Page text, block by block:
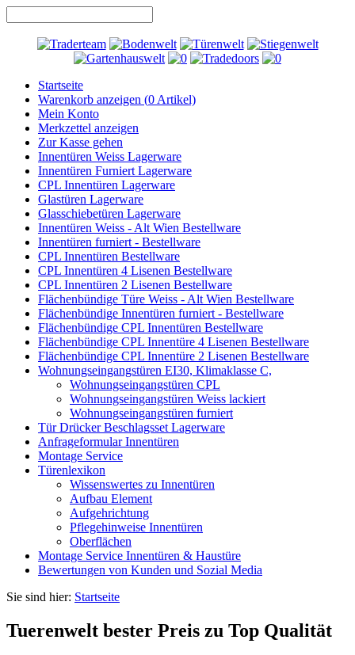
Startseite
Warenkorb anzeigen (0 Artikel)
Mein Konto
Merkzettel anzeigen
Zur Kasse gehen
Innentüren Weiss Lagerware
Innentüren Furniert Lagerware
CPL Innentüren Lagerware
Glastüren Lagerware
Glasschiebetüren Lagerware
Innentüren Weiss - Alt Wien Bestellware
Innentüren furniert - Bestellware
CPL Innentüren Bestellware
CPL Innentüren 4 Lisenen Bestellware
CPL Innentüren 2 Lisenen Bestellware
Flächenbündige Türe Weiss - Alt Wien Bestellware
Flächenbündige Innentüren furniert - Bestellware
Flächenbündige CPL Innentüren Bestellware
Flächenbündige CPL Innentüre 4 Lisenen Bestellware
Flächenbündige CPL Innentüre 2 Lisenen Bestellware
Wohnungseingangstüren EI30, Klimaklasse C,
Wohnungseingangstüren CPL
Wohnungseingangstüren Weiss lackiert
Wohnungseingangstüren furniert
Tür Drücker Beschlagsset Lagerware
Anfrageformular Innentüren
Montage Service
Türenlexikon
Wissenswertes zu Innentüren
Aufbau Element
Aufgehrichtung
Pflegehinweise Innentüren
Oberflächen
Montage Service Innentüren & Haustüre
Bewertungen von Kunden und Sozial Media
Sie sind hier: Startseite
Tuerenwelt bester Preis zu Top Qualität